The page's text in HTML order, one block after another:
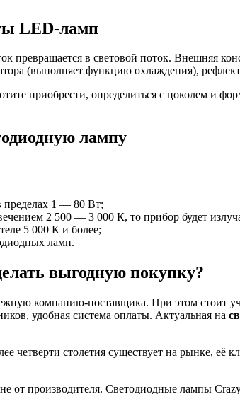
LED-ламп
превращается в световой поток. Внешняя
(выполняет функцию охлаждения),
приобрести, определиться с цоколем и
лампу
пределах 1 — 80 Вт;
2 500 — 3 000 К, то прибор будет
5 000 К и более;
ламп.
выгодную покупку?
компанию-поставщика. При этом стоит
удобная система оплаты. Актуальная на
столетия существует на рынке, её
от производителя. Светодиодные лампы